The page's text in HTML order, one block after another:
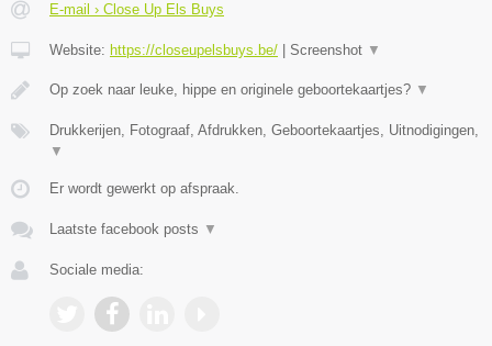
E-mail › Close Up Els Buys
Website: https://closeupelsbuys.be/ Screenshot ▼
Op zoek naar leuke, hippe en originele geboortekaartjes? ▼
Drukkerijen, Fotograaf, Afdrukken, Geboortekaartjes, Uitnodigingen,
▼
Er wordt gewerkt op afspraak.
Laatste facebook posts ▼
Sociale media: